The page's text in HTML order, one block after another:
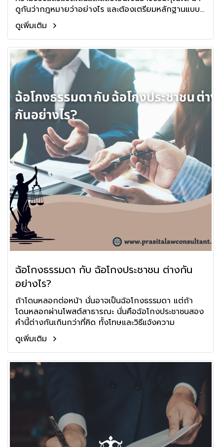
ดูกันว่ากฎหมายว่าอย่างไร และต้องเตรียมหลักฐานแบบ
ไหนถึงจะฟ้องเรียกเงินคืนได้
ดูเพิ่มเติม
ฉ้อโกงธรรมดา กับ ฉ้อโกงประชาชน ต่างกัน
อย่างไร?
ถ้าโดนหลอกต่อหน้า นั่นอาจเป็นฉ้อโกงธรรมดา แต่ถ้า
โดนหลอกผ่านโพสต์สาธารณะ นั่นคือฉ้อโกงประชาชนสอง
คำนี้ต่างกันเกินกว่าที่คิด ทั้งโทษและวิธีแจ้งความ
ดูเพิ่มเติม